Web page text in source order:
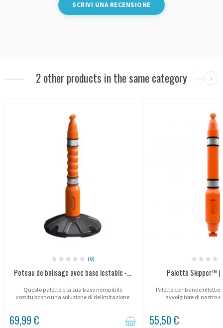
SCRIVI UNA RECENSIONE
2 other products in the same category ‹ ›
(0)
Poteau de balisage avec base lestable -...
Questo paletto e la sua base riempibile
costituiscono una soluzione di delimitazione
69,99 €
Paletto Skipper™
Paletto con bande
avvolgitore di nastro e
55,50 €